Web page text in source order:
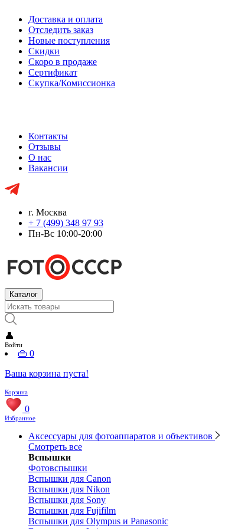
Доставка и оплата
Отследить заказ
Новые поступления
Скидки
Скоро в продаже
Сертификат
Скупка/Комиссионка
Контакты
Отзывы
О нас
Вакансии
г. Москва
+ 7 (499) 348 97 93
Пн-Вс 10:00-20:00
Каталог
👤
Войти
👜 0
Ваша корзина пуста!
Корзина
0
Избранное
Аксессуары для фотоаппаратов и объективов
Смотреть все
Вспышки
Фотовспышки
Вспышки для Canon
Вспышки для Nikon
Вспышки для Sony
Вспышки для Fujifilm
Вспышки для Olympus и Panasonic